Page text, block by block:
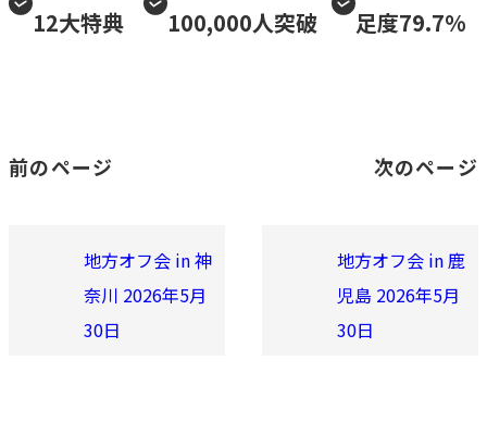
12大特典
100,000人突破
足度79.7%
前のページ
地方オフ会 in 神
奈川 2026年5月
30日
次のページ
地方オフ会 in 鹿
児島 2026年5月
30日